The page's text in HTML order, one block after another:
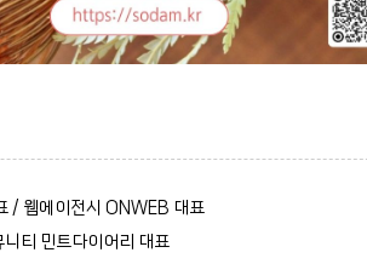
/ 웹에이전시 ONWEB 대표
니티 민트다이어리 대표